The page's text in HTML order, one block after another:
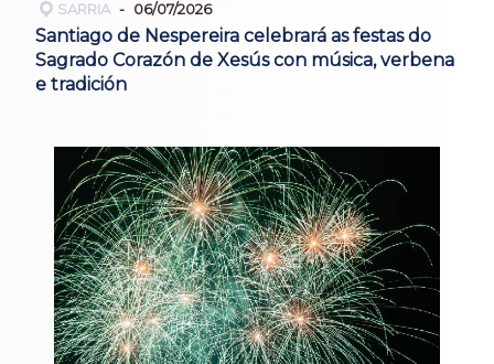
SARRIA 06/07/2026
Santiago de Nespereira celebrará as festas do
Sagrado Corazón de Xesús con música, verbena
e tradición